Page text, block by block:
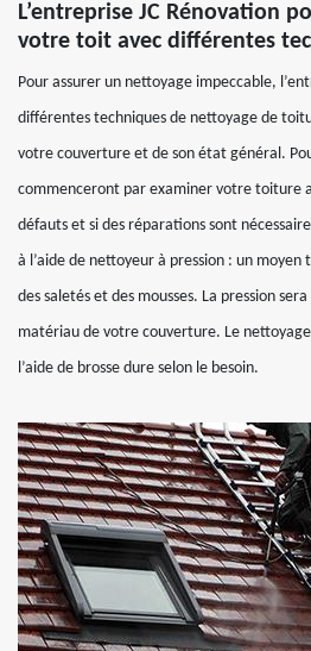
L’entreprise JC Rénovation
votre toit avec différentes
Pour assurer un nettoyage impeccable,
différentes techniques de nettoyage de
votre couverture et de son état général.
commenceront par examiner votre toiture
défauts et si des réparations sont
à l’aide de nettoyeur à pression : un
des saletés et des mousses. La pression
matériau de votre couverture. Le
l’aide de brosse dure selon le besoin.